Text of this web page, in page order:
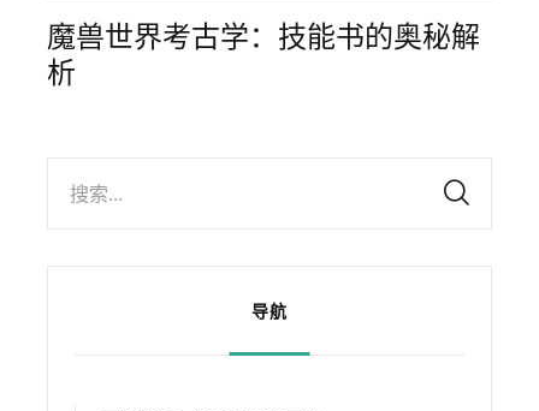
魔兽世界考古学：技能书的奥秘解
析
搜索...
导航